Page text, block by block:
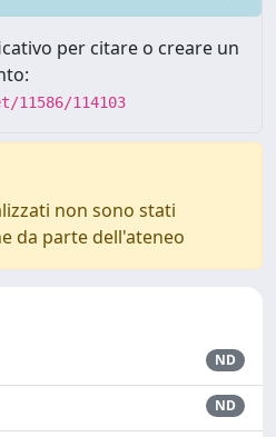
per citare o creare un
114103
non sono stati
da parte dell'ateneo
ND
ND